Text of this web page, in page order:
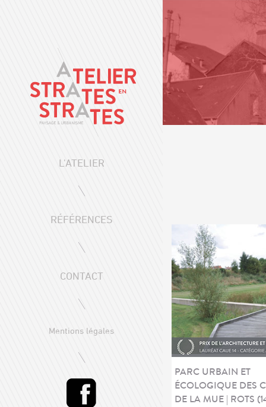
L'ATELIER
RÉFÉRENCES
CONTACT
Mentions légales
PARC URBAIN ET
ÉCOLOGIQUE DES
DE LA MUE | ROTS